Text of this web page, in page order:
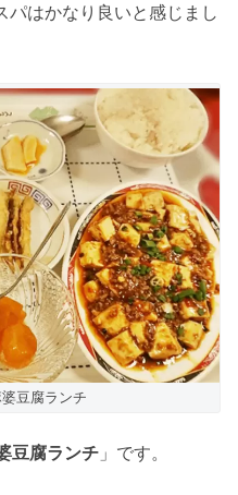
パはかなり良いと感じまし
婆豆腐ランチ
豆腐ランチ 」です。